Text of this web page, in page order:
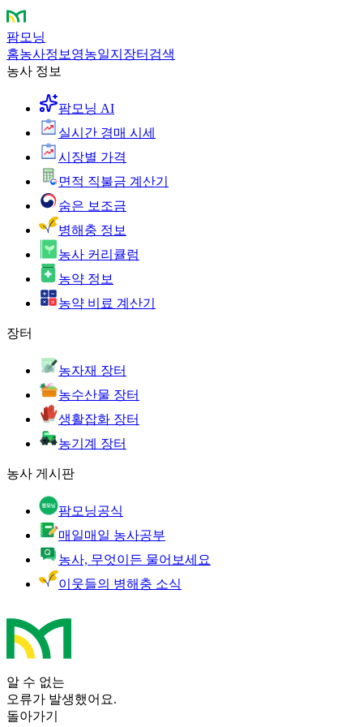
팜모닝
홈농사정보 영농일지 장터 검색
농사 정보
팜모닝 AI
실시간 경매 시세
시장별 가격
면적 직불금 계산기
숨은 보조금
병해충 정보
농사 커리큘럼
농약 정보
농약 비료 계산기
장터
농자재 장터
농수산물 장터
생활잡화 장터
농기계 장터
농사 게시판
팜모닝공식
매일매일 농사공부
농사, 무엇이든 물어보세요
이웃들의 병해충 소식
알 수 없는
오류가 발생했어요.
돌아가기